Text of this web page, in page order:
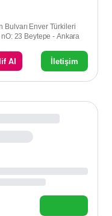
Bulvarı Enver Türkileri
23 Beytepe - Ankara
Al İletişim